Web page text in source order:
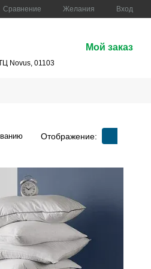
Сравнение Желания Вход
Novus, 01103
Мой заказ
Отображение: